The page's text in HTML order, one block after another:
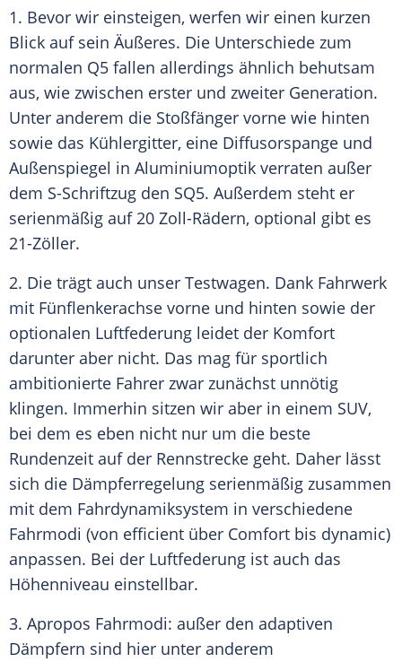
1. Bevor wir einsteigen, werfen wir einen kurzen
Blick auf sein Äußeres. Die Unterschiede zum
normalen Q5 fallen allerdings ähnlich behutsam
aus, wie zwischen erster und zweiter Generation.
Unter anderem die Stoßfänger vorne wie hinten
sowie das Kühlergitter, eine Diffusorspange und
Außenspiegel in Aluminiumoptik verraten außer
dem S-Schriftzug den SQ5. Außerdem steht er
serienmäßig auf 20 Zoll-Rädern, optional gibt es
21-Zöller.
2. Die trägt auch unser Testwagen. Dank Fahrwerk
mit Fünflenkerachse vorne und hinten sowie der
optionalen Luftfederung leidet der Komfort
darunter aber nicht. Das mag für sportlich
ambitionierte Fahrer zwar zunächst unnötig
klingen. Immerhin sitzen wir aber in einem SUV,
bei dem es eben nicht nur um die beste
Rundenzeit auf der Rennstrecke geht. Daher lässt
sich die Dämpferregelung serienmäßig zusammen
mit dem Fahrdynamiksystem in verschiedene
Fahrmodi (von efficient über Comfort bis dynamic)
anpassen. Bei der Luftfederung ist auch das
Höhenniveau einstellbar.
3. Apropos Fahrmodi: außer den adaptiven
Dämpfern sind hier unter anderem